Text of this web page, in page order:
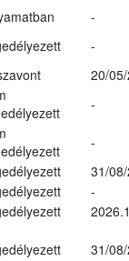
-
-
20/
-
-
31/
-
31/